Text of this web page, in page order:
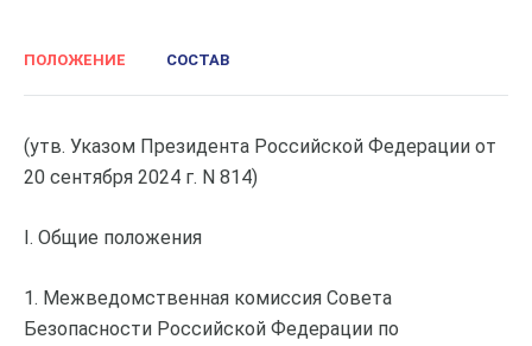
ПОЛОЖЕНИЕ СОСТАВ
(утв. Указом Президента Российской Федерации от
20 сентября 2024 г. N 814)
I. Общие положения
1. Межведомственная комиссия Совета
Безопасности Российской Федерации по